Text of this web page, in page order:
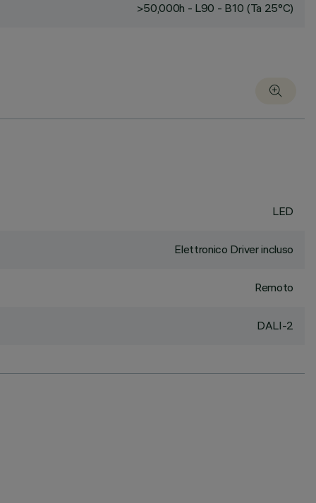
>50,000h - L90 - B10 (Ta 25°C)
LED
Elettronico Driver incluso
Remoto
DALI-2